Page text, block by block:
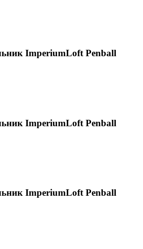
ImperiumLoft Penball
ImperiumLoft Penball
ImperiumLoft Penball